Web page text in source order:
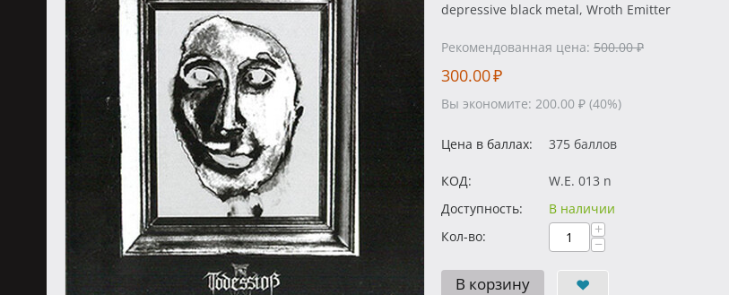
depressive black metal, Wroth Emitter
Рекомендованная цена: 500.00 ₽
300.00₽
Вы экономите: 200.00 ₽ (40%)
Цена в баллах: 375 баллов
КОД:
W.E. 013 n
Доступность:
В наличии
Кол-во:
+
−
В корзину